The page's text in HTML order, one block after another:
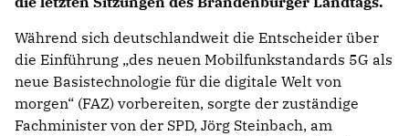
Während sich deutschlandweit die Entscheider über
die Einführung „des neuen Mobilfunkstandards 5G als
neue Basistechnologie für die digitale Welt von
morgen“ (FAZ) vorbereiten, sorgte der zuständige
Fachminister von der SPD, Jörg Steinbach, am